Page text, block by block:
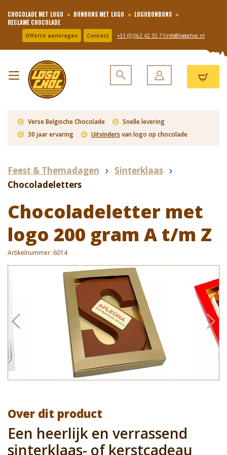
CHOCOLADE MET LOGO BONBONS MET LOGO
LOGOBONBONS
RECLAME CHOCOLADE
Offerte aanvragen Contact +31 (0)162 42 35 71 info@logochoc.nl
Verse Belgische Chocolade
Snelle levering
30 jaar ervaring
Uitvinders van logo op chocolade
Feest & Themadagen
Sinterklaas
Chocoladeletters
Chocoladeletter met
logo 200 gram A t/m Z
Artikelnummer: 6014
Over dit product
Een heerlijk en verrassend
sinterklaas- of kerstcadeau